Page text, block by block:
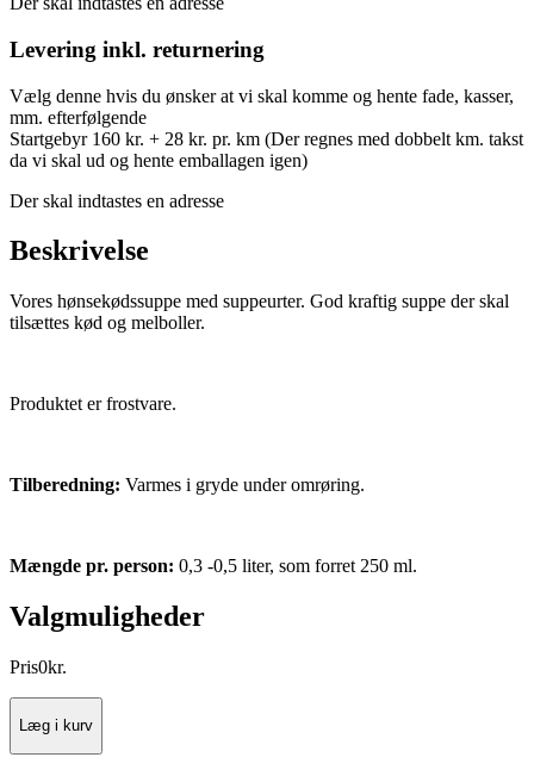
Levering inkl. returnering
Vælg denne hvis du ønsker at vi skal komme og hente fade, kasser,
mm. efterfølgende
Startgebyr 160 kr. + 28 kr. pr. km (Der regnes med dobbelt km. takst
da vi skal ud og hente emballagen igen)
Der skal indtastes en adresse
Beskrivelse
Vores hønsekødssuppe med suppeurter. God kraftig suppe der skal
tilsættes kød og melboller.
Produktet er frostvare.
Tilberedning: Varmes i gryde under omrøring.
Mængde pr. person: 0,3 -0,5 liter, som forret 250 ml.
Valgmuligheder
Pris0kr.
Læg i kurv